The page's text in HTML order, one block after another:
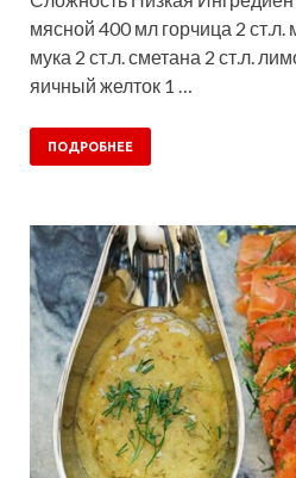
мясной 400 мл горчица 2 ст.л.
мука 2 ст.л. сметана 2 ст.л.
яичный желток 1 …
ПОДРОБНЕЕ